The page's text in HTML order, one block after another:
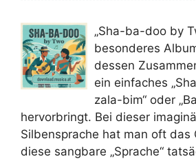
„Sha-ba-doo by
besonderes
dessen
ein einfaches
zala-bim“ oder
hervorbringt. Bei dieser
Silbensprache hat man oft das
diese sangbare „Sprache“